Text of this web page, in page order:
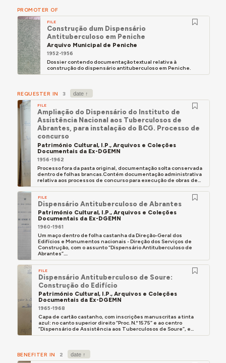
PROMOTER OF
FILE
Construção dum Dispensário
Antituberculoso em Peniche
Arquivo Municipal de Peniche
1952-1956
Dossier contendo documentação textual relativa à
construção do dispensário antituberculoso em Peniche.
REQUESTER IN 3
FILE
Ampliação do Dispensário do Instituto de
Assistência Nacional aos Tuberculosos de
Abrantes, para instalação do BCG. Processo de
concurso
Património Cultural, I.P., Arquivos e Coleções
Documentais da Ex-DGEMN
1956-1962
Processo fora da pasta original, documentação solta conservada
dentro de folhas brancas.Contém documentação administrativa
relativa aos processos de concurso para execução de obras de...
FILE
Dispensário Antituberculoso de Abrantes
Património Cultural, I.P., Arquivos e Coleções
Documentais da Ex-DGEMN
1960-1961
Um maço dentro de folha castanha da Direção-Geral dos
Edifícios e Monumentos nacionais - Direção dos Serviços de
Construção, com o assunto “Dispensário Antituberculoso de
Abrantes”....
FILE
Dispensário Antituberculoso de Soure:
Construção do Edifício
Património Cultural, I.P., Arquivos e Coleções
Documentais da Ex-DGEMN
1965-1968
Capa de cartão castanho, com inscrições manuscritas a tinta
azul: no canto superior direito “Proc. N.º 1575” e ao centro
“Dispensário de Assistência aos Tuberculosos de Soure”, e...
BENEFITER IN 2